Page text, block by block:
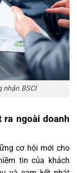
BSCI
ra ngoài doanh
cơ hội mới cho
tin của khách